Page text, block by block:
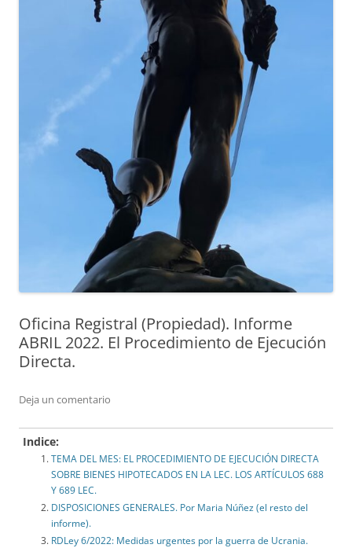
Oficina Registral (Propiedad). Informe
ABRIL 2022. El Procedimiento de Ejecución
Directa.
Deja un comentario
Indice:
TEMA DEL MES: EL PROCEDIMIENTO DE EJECUCIÓN DIRECTA
SOBRE BIENES HIPOTECADOS EN LA LEC. LOS ARTÍCULOS 688
Y 689 LEC.
DISPOSICIONES GENERALES. Por Maria Núñez (el resto del
informe).
RDLey 6/2022: Medidas urgentes por la guerra de Ucrania.